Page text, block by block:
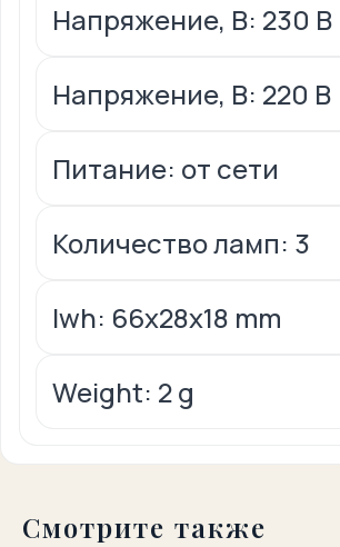
Напряжение, В: 230 В
Напряжение, В: 220 В
Питание: от сети
Количество ламп: 3
lwh: 66x28x18 mm
Weight: 2 g
Смотрите также